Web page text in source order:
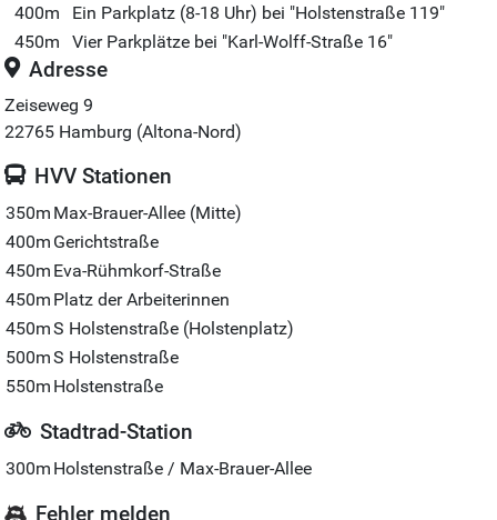
400m
Ein Parkplatz (8-18 Uhr) bei "Holstenstraße 119"
450m
Vier Parkplätze bei "Karl-Wolff-Straße 16"
Adresse
Zeiseweg 9
22765 Hamburg (Altona-Nord)
HVV Stationen
350m Max-Brauer-Allee (Mitte)
400m Gerichtstraße
450m Eva-Rühmkorf-Straße
450m Platz der Arbeiterinnen
450mS Holstenstraße (Holstenplatz)
500mS Holstenstraße
550m Holstenstraße
Stadtrad-Station
300m Holstenstraße / Max-Brauer-Allee
Fehler melden